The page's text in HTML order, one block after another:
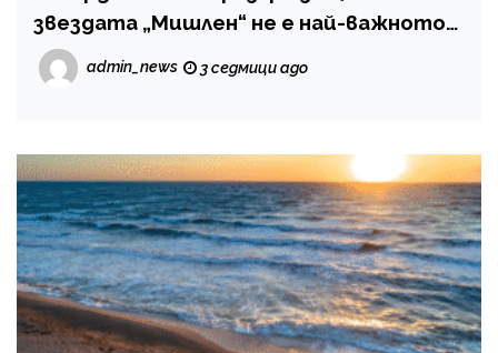
звездата „Мишлен“ не е най-важното
за ресторантите
admin_news 3 седмици ago